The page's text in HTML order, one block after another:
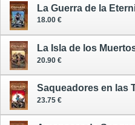
18.00 €
20.90 €
23.75 €